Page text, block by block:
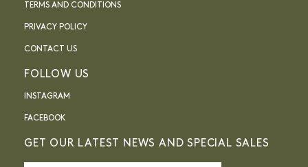
TERMS AND CONDITIONS
PRIVACY POLICY
CONTACT US
FOLLOW US
INSTAGRAM
FACEBOOK
GET OUR LATEST NEWS AND SPECIAL SALES